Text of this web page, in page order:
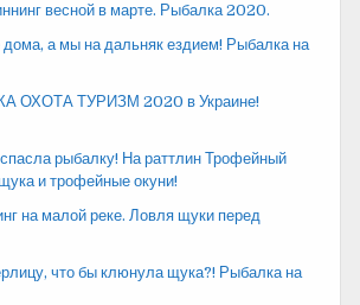
весной в марте. Рыбалка 2020.
а мы на дальняк ездием! Рыбалка на
ОХОТА ТУРИЗМ 2020 в Украине!
рыбалку! На раттлин Трофейный
и трофейные окуни!
на малой реке. Ловля щуки перед
что бы клюнула щука?! Рыбалка на